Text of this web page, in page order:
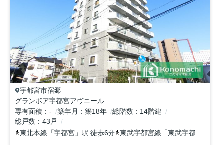
宇都宮市宿郷
グランボア宇都宮アヴニール
専有面積
- 築年月 築18年 総階数
14階建
総戸数
43戸
東北本線 「宇都宮 」駅 徒歩6分 東武宇都宮線 「東武宇都宮